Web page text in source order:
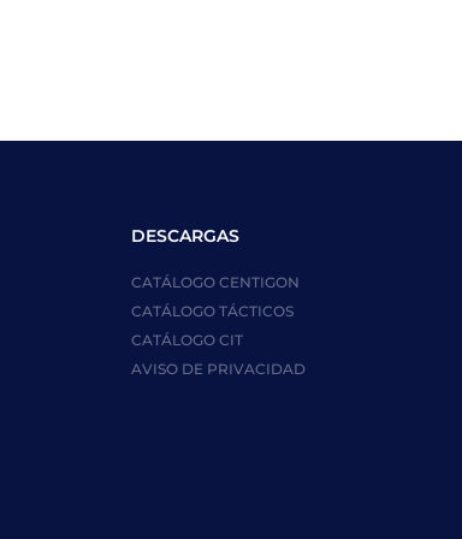
DESCARGAS
CATÁLOGO CENTIGON
CATÁLOGO TÁCTICOS
CATÁLOGO CIT
AVISO DE PRIVACIDAD